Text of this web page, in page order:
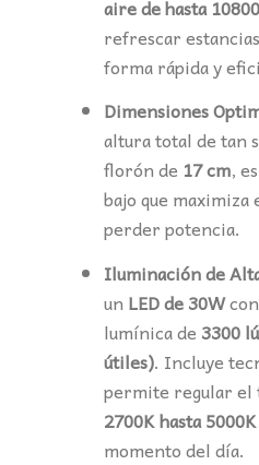
aire de hasta
refrescar
forma rápida y
Dimensiones
altura total de tan
florón de 17 cm,
bajo que maximiza
perder potencia.
Iluminación de
un LED de 30W
lumínica de 3300
útiles). Incluye
permite regular el
2700K hasta 5000K
momento del día.